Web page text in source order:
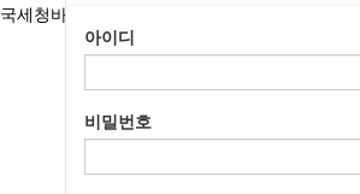
국세청바로가기
아이디
비밀번호